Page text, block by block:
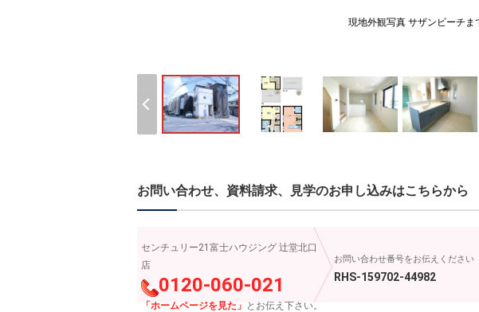
現地外観写真 サザンビーチま
お問い合わせ、資料請求、見学のお申し込みはこちらから
センチュリー21富士ハウジング 辻堂北口
店
0120-060-021
「ホームページを見た」 とお伝え下さい。
お問い合わせ番号をお伝えください
RHS-159702-44982